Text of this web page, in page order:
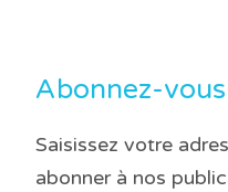
Abonnez-
Saisissez votre
abonner à nos